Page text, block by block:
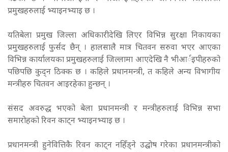
प्रमुखहरुलाई भ्याइनभ्याइ छ ।
यतिबेला प्रमुख जिल्ला अधिकारीदेखि लिएर विभिन्न सुरक्षा निकायका
प्रमुखहरुलाई फुर्सद छैन् । हालसालै मात्र चितवन सरुवा भएर आएका
विभिन्न कार्यालयका प्रमुखहरुलाई जिल्लामा आएदेखि नै भीआर्इपीहरुको
पछिपछि कुद्न ठिक्क छ । कहिले प्रधानमन्त्री, त कहिले अन्य विभागीय
मन्त्रीहरु चितवन आइरहेका हुन्छन् ।
संसद अवरुद्ध भएको बेला प्रधानमन्त्री र मन्त्रीहरुलाई विभिन्न सभा
समारोहको रिवन काट्न भ्याइनभ्याइ छ ।
प्रधानमन्त्री हुनेवित्तिकै रिवन काट्न नहिँड्ने उद्घोष गरेका प्रधानमन्त्रीको